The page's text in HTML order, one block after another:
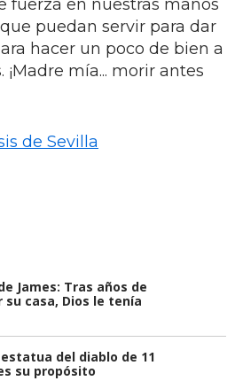
fuerza en nuestras manos
puedan servir para dar
hacer un poco de bien a
mía... morir antes
de Sevilla
James: Tras años de
casa, Dios le tenía
del diablo de 11
su propósito